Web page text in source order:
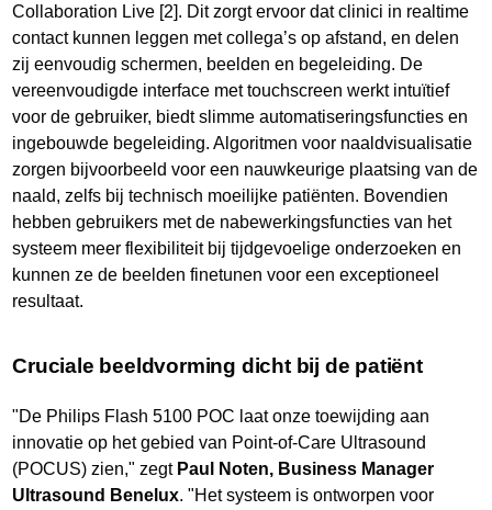
Collaboration Live [2]. Dit zorgt ervoor dat clinici in realtime
contact kunnen leggen met collega’s op afstand, en delen
zij eenvoudig schermen, beelden en begeleiding. De
vereenvoudigde interface met touchscreen werkt intuïtief
voor de gebruiker, biedt slimme automatiseringsfuncties en
ingebouwde begeleiding. Algoritmen voor naaldvisualisatie
zorgen bijvoorbeeld voor een nauwkeurige plaatsing van de
naald, zelfs bij technisch moeilijke patiënten. Bovendien
hebben gebruikers met de nabewerkingsfuncties van het
systeem meer flexibiliteit bij tijdgevoelige onderzoeken en
kunnen ze de beelden finetunen voor een exceptioneel
resultaat.
Cruciale beeldvorming dicht bij de patiënt
"De Philips Flash 5100 POC laat onze toewijding aan
innovatie op het gebied van Point-of-Care Ultrasound
(POCUS) zien," zegt Paul Noten, Business Manager
Ultrasound Benelux. "Het systeem is ontworpen voor